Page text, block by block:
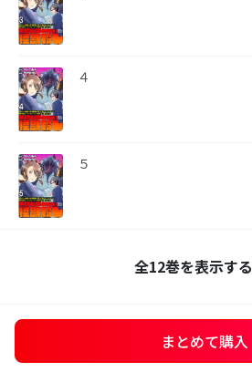
４
５
全12巻を表示する
まとめて購入